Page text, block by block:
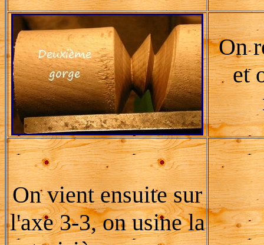
On
et
On vient ensuite sur
l'axe 3-3, on usine la